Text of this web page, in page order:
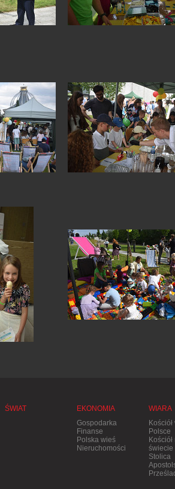
ŚWIAT
EKONOMIA
Gospodarka
Finanse
Polska wieś
Nieruchomości
WIARA
Kościół
Polsce
Kościół
świecie
Stolica